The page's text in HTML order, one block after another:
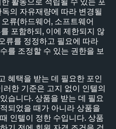
의 자유재량에 따라 변경될
류(하드웨어, 소프트웨어
포함하되, 이에 제한되지 않
류를 정정하고 필요에 따라
를 조정할 수 있는 권한을 보
혜택을 받는 데 필요한 포인
한 기준은 고지 없이 인텔의
습니다. 상품을 받는 데 필요
되었을 때가 아니라 상품을
인텔이 정한 수입니다. 상품